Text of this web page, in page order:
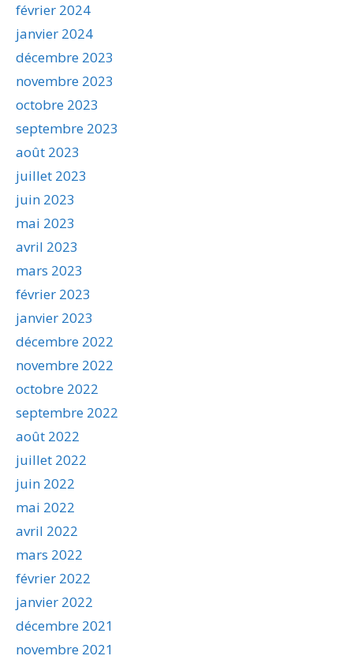
février 2024
janvier 2024
décembre 2023
novembre 2023
octobre 2023
septembre 2023
août 2023
juillet 2023
juin 2023
mai 2023
avril 2023
mars 2023
février 2023
janvier 2023
décembre 2022
novembre 2022
octobre 2022
septembre 2022
août 2022
juillet 2022
juin 2022
mai 2022
avril 2022
mars 2022
février 2022
janvier 2022
décembre 2021
novembre 2021